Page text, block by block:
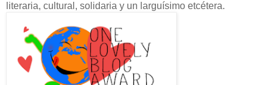
literaria, cultural, solidaria y un larguísimo etcétera.